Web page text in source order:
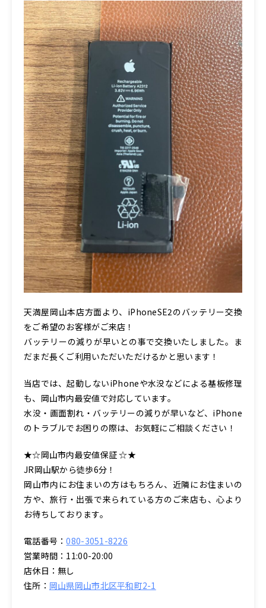
天満屋岡山本店方面より、iPhoneSE2のバッテリー交換
をご希望のお客様がご来店！
バッテリーの減りが早いとの事で交換いたしました。ま
だまだ長くご利用いただいただけるかと思います！
当店では、起動しないiPhoneや水没などによる基板修理
も、岡山市内最安値で対応しています。
水没・画面割れ・バッテリーの減りが早いなど、iPhone
のトラブルでお困りの際は、お気軽にご相談ください！
★☆岡山市内最安値保証 ☆★
JR岡山駅から徒歩6分！
岡山市内にお住まいの方はもちろん、近隣にお住まいの
方や、旅行・出張で来られている方のご来店も、心より
お待ちしております。
電話番号：080-3051-8226
営業時間：11:00-20:00
店休日：無し
住所： 岡山県岡山市北区平和町2-1